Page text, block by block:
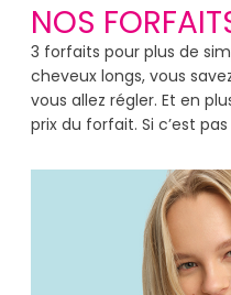
NOS
3 forfaits pour plus de
cheveux longs, vous
vous allez régler. Et en
prix du forfait. Si c’est